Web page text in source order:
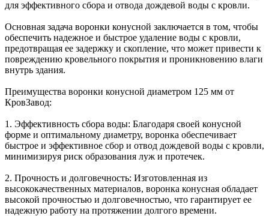
для эффективного сбора и отвода дождевой воды с кровли.
Основная задача воронки конусной заключается в том, чтобы
обеспечить надежное и быстрое удаление воды с кровли,
предотвращая ее задержку и скопление, что может привести к
повреждению кровельного покрытия и проникновению влаги
внутрь здания.
Преимущества воронки конусной диаметром 125 мм от
КровЗавод:
1. Эффективность сбора воды: Благодаря своей конусной
форме и оптимальному диаметру, воронка обеспечивает
быстрое и эффективное сбор и отвод дождевой воды с кровли,
минимизируя риск образования луж и протечек.
2. Прочность и долговечность: Изготовленная из
высококачественных материалов, воронка конусная обладает
высокой прочностью и долговечностью, что гарантирует ее
надежную работу на протяжении долгого времени.